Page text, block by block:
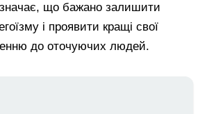
що бажано залишити
і проявити кращі свої
до оточуючих людей.